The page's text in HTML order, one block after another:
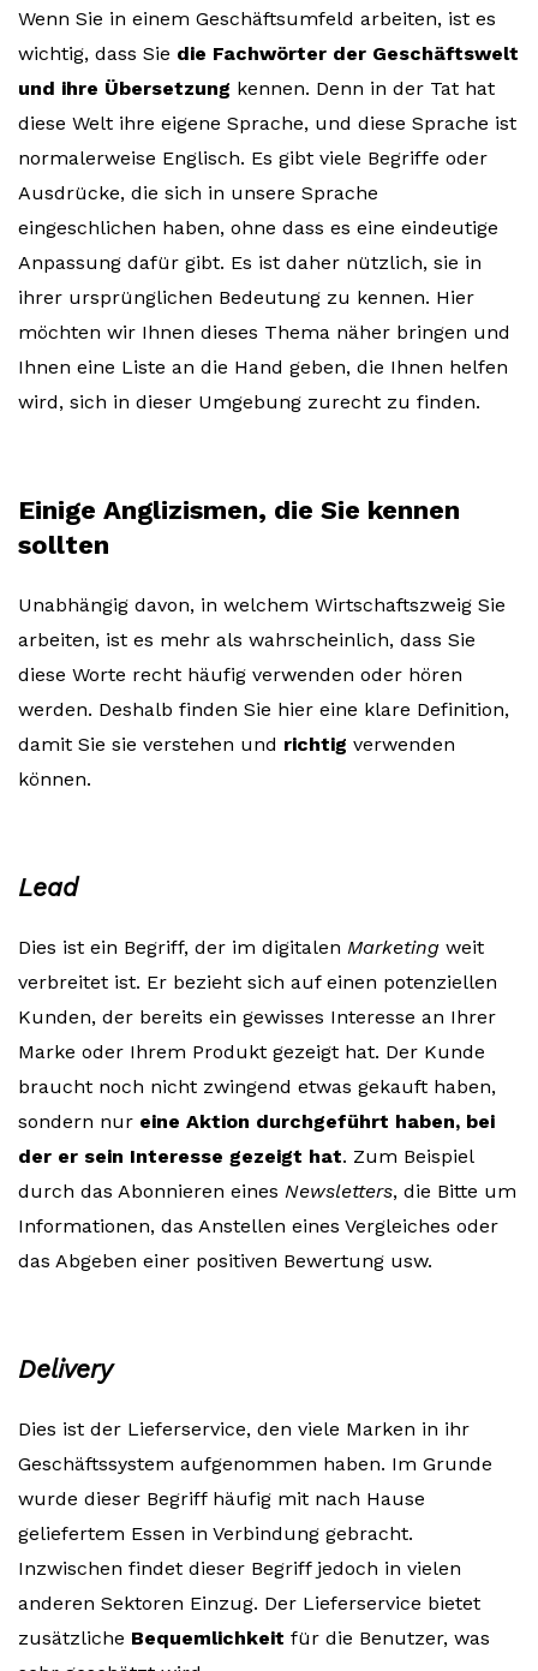
Wenn Sie in einem Geschäftsumfeld arbeiten, ist es
wichtig, dass Sie die Fachwörter der Geschäftswelt
und ihre Übersetzung kennen. Denn in der Tat hat
diese Welt ihre eigene Sprache, und diese Sprache ist
normalerweise Englisch. Es gibt viele Begriffe oder
Ausdrücke, die sich in unsere Sprache
eingeschlichen haben, ohne dass es eine eindeutige
Anpassung dafür gibt. Es ist daher nützlich, sie in
ihrer ursprünglichen Bedeutung zu kennen. Hier
möchten wir Ihnen dieses Thema näher bringen und
Ihnen eine Liste an die Hand geben, die Ihnen helfen
wird, sich in dieser Umgebung zurecht zu finden.
Einige Anglizismen, die Sie kennen
sollten
Unabhängig davon, in welchem Wirtschaftszweig Sie
arbeiten, ist es mehr als wahrscheinlich, dass Sie
diese Worte recht häufig verwenden oder hören
werden. Deshalb finden Sie hier eine klare Definition,
damit Sie sie verstehen und richtig verwenden
können.
Lead
Dies ist ein Begriff, der im digitalen Marketing weit
verbreitet ist. Er bezieht sich auf einen potenziellen
Kunden, der bereits ein gewisses Interesse an Ihrer
Marke oder Ihrem Produkt gezeigt hat. Der Kunde
braucht noch nicht zwingend etwas gekauft haben,
sondern nur eine Aktion durchgeführt haben, bei
der er sein Interesse gezeigt hat. Zum Beispiel
durch das Abonnieren eines Newsletters, die Bitte um
Informationen, das Anstellen eines Vergleiches oder
das Abgeben einer positiven Bewertung usw.
Delivery
Dies ist der Lieferservice, den viele Marken in ihr
Geschäftssystem aufgenommen haben. Im Grunde
wurde dieser Begriff häufig mit nach Hause
geliefertem Essen in Verbindung gebracht.
Inzwischen findet dieser Begriff jedoch in vielen
anderen Sektoren Einzug. Der Lieferservice bietet
zusätzliche Bequemlichkeit für die Benutzer, was